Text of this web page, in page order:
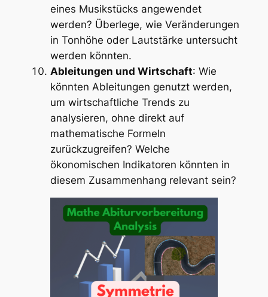
eines Musikstücks angewendet
werden? Überlege, wie Veränderungen
in Tonhöhe oder Lautstärke untersucht
werden könnten.
Ableitungen und Wirtschaft: Wie
könnten Ableitungen genutzt werden,
um wirtschaftliche Trends zu
analysieren, ohne direkt auf
mathematische Formeln
zurückzugreifen? Welche
ökonomischen Indikatoren könnten in
diesem Zusammenhang relevant sein?